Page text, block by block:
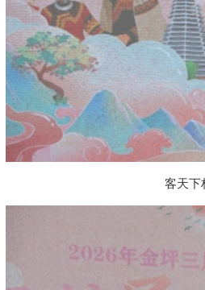
客天下